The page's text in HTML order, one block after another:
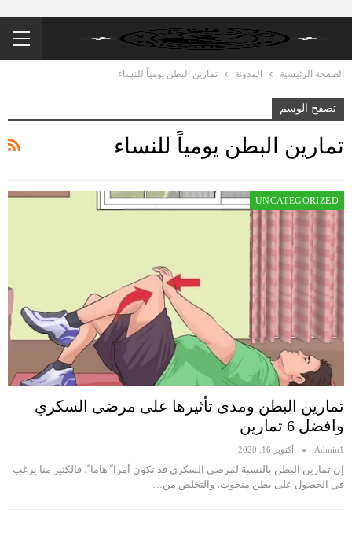
الصفحة الرئيسية المدونة تمارين البطن يومياً للنساء
تصفح الوسم
تمارين البطن يومياً للنساء
UNCATEGORIZED
تمارين البطن ومدى تأثيرها على مرضى السكري
وافضل 6 تمارين
Admin1 أكتوبر 16, 2020
إن تمارين البطن بالنسبة لمرضى السكري قد تكون أمرا ً هاما ً، فالكثير منا يرغب
في الحصول على بطن منحوت، والتخلص من…